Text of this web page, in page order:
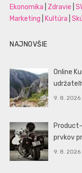
Ekonomika
Zdravie
Marketing
Kultúra
NAJNOVŠIE
Online
9. 8. 2026
Product-
prvkov
9. 8. 2026